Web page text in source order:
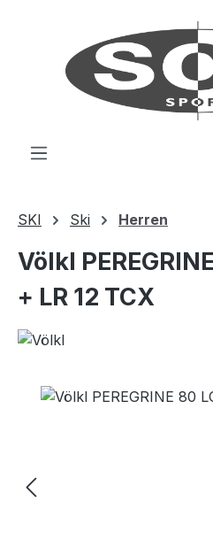
SKI Ski Herren
Völkl
+ LR 12 TCX
Bildergalerie überspringen